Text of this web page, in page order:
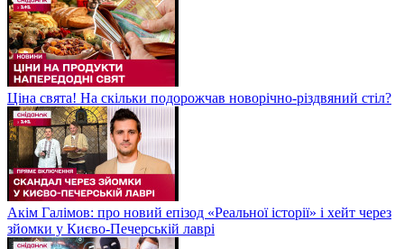
Ціна свята! На скільки подорожчав новорічно-різдвяний стіл?
Акім Галімов: про новий епізод «Реальної історії» і хейт через
зйомки у Києво-Печерській лаврі